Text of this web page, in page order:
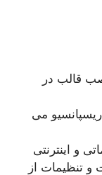
قالب در
می
و اینترنتی
تنظیمات از